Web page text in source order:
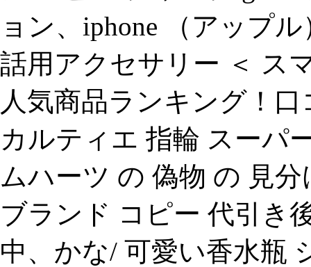
ョン、iphone （アップ
話用アクセサリー ＜ ス
人気商品ランキング！
カルティエ 指輪 スーパ
ムハーツ の 偽物 の 見
ブランド コピー 代引き
中、かな/ 可愛い香水瓶